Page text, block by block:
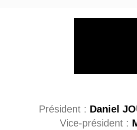
Président : Daniel
Vice-président :